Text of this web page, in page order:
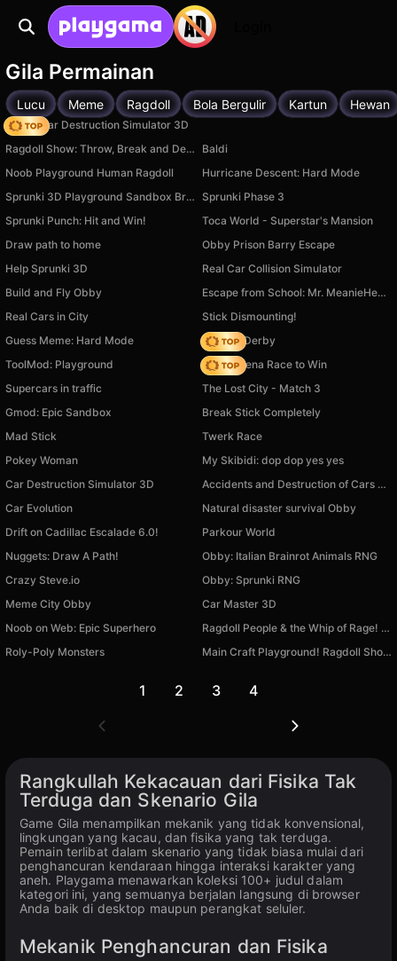
Gila Permainan
Lucu Meme Ragdoll Bola Bergulir Kartun Hewan
Online Car Destruction Simulator 3D
Ragdoll Show: Throw, Break and Destroy!
Baldi
Noob Playground Human Ragdoll
Hurricane Descent: Hard Mode
Sprunki 3D Playground Sandbox Brainrot Zombie
Sprunki Phase 3
Sprunki Punch: Hit and Win!
Toca World - Superstar's Mansion
Draw path to home
Obby Prison Barry Escape
Help Sprunki 3D
Real Car Collision Simulator
Build and Fly Obby
Escape from School: Mr. MeanieHead!
Real Cars in City
Stick Dismounting!
Guess Meme: Hard Mode
Zombie Derby
ToolMod: Playground
Battle Arena Race to Win
Supercars in traffic
The Lost City - Match 3
Gmod: Epic Sandbox
Break Stick Completely
Mad Stick
Twerk Race
Pokey Woman
My Skibidi: dop dop yes yes
Car Destruction Simulator 3D
Accidents and Destruction of Cars 3D
Car Evolution
Natural disaster survival Obby
Drift on Cadillac Escalade 6.0!
Parkour World
Nuggets: Draw A Path!
Obby: Italian Brainrot Animals RNG
Crazy Steve.io
Obby: Sprunki RNG
Meme City Obby
Car Master 3D
Noob on Web: Epic Superhero
Ragdoll People & the Whip of Rage! Total Destroy!
Roly-Poly Monsters
Main Craft Playground! Ragdoll Show!
1 2 3 4
Rangkullah Kekacauan dari Fisika Tak
Terduga dan Skenario Gila
Game Gila menampilkan mekanik yang tidak konvensional,
lingkungan yang kacau, dan fisika yang tak terduga.
Pemain terlibat dalam skenario yang tidak biasa mulai dari
penghancuran kendaraan hingga interaksi karakter yang
aneh. Playgama menawarkan koleksi 100+ judul dalam
kategori ini, yang semuanya berjalan langsung di browser
Anda baik di desktop maupun perangkat seluler.
Mekanik Penghancuran dan Fisika